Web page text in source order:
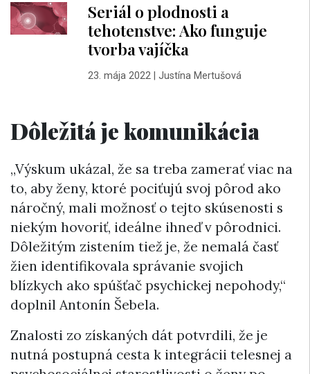
Seriál o plodnosti a
tehotenstve: Ako funguje
tvorba vajíčka
23. mája 2022| Justína Mertušová
Dôležitá je komunikácia
„Výskum ukázal, že sa treba zamerať viac na
to, aby ženy, ktoré pociťujú svoj pôrod ako
náročný, mali možnosť o tejto skúsenosti s
niekým hovoriť, ideálne ihneď v pôrodnici.
Dôležitým zistením tiež je, že nemalá časť
žien identifikovala správanie svojich
blízkych ako spúšťač psychickej nepohody,“
doplnil Antonín Šebela.
Znalosti zo získaných dát potvrdili, že je
nutná postupná cesta k integrácii telesnej a